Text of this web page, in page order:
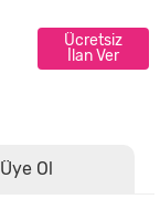
Ücretsiz
İlan Ver
Üye Ol